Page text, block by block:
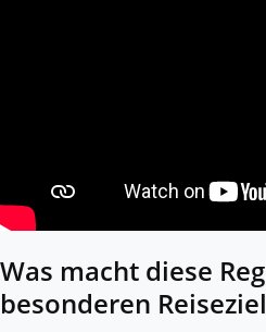
Was macht diese
besonderen